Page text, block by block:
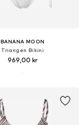
BANANA MOON
Triangen Bikini
969,00 kr